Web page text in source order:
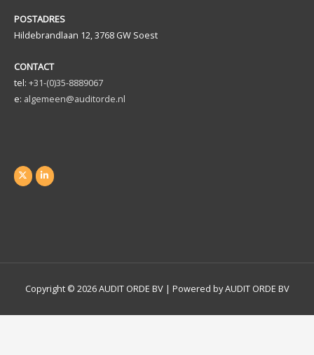
POSTADRES
Hildebrandlaan 12, 3768 GW Soest
CONTACT
tel: +31-(0)35-8889067
e: algemeen@auditorde.nl
Copyright © 2026AUDIT ORDE BV| Powered byAUDIT ORDE BV